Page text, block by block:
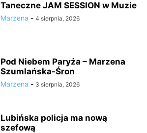
Taneczne JAM SESSION w Muzie
Marzena - 4 sierpnia, 2026
Pod Niebem Paryża – Marzena
Szumlańska-Śron
Marzena - 3 sierpnia, 2026
Lubińska policja ma nową
szefową